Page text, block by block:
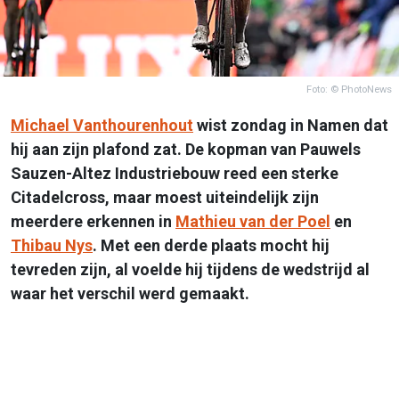
Foto: © PhotoNews
Michael Vanthourenhoutwist zondag in Namen dat
hij aan zijn plafond zat. De kopman van Pauwels
Sauzen-Altez Industriebouw reed een sterke
Citadelcross, maar moest uiteindelijk zijn
meerdere erkennen in Mathieu van der Poel en
Thibau Nys. Met een derde plaats mocht hij
tevreden zijn, al voelde hij tijdens de wedstrijd al
waar het verschil werd gemaakt.